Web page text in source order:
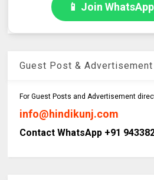
📱 Join
Guest Post & Advertisement
For Guest Posts and Advertisement
info@hindikunj.com
Contact WhatsApp +91